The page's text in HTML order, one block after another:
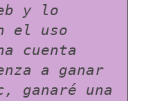
y lo
el uso
cuenta
a ganar
ganaré una